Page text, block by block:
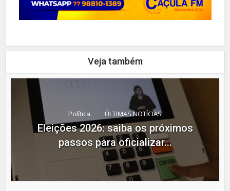
Veja também
Política ÚLTIMAS NOTÍCIAS
Eleições 2026: saiba os próximos
passos para oficializar...